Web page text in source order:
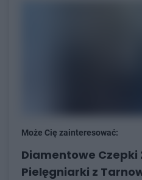
Może Cię zainteresować:
Diamentowe Czepki
Pielęgniarki z